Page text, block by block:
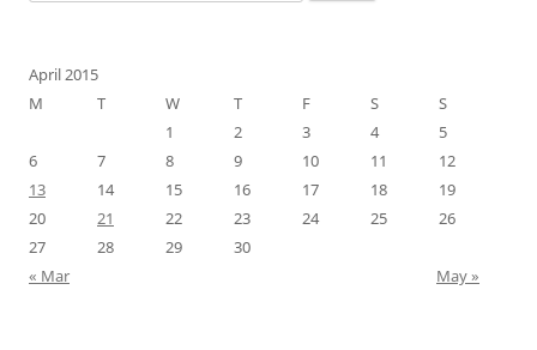
for:
April 2015
M
T W T F S
S
1
2 3 4
5
6
7 8 9 10 11
12
13
14 15 16 17 18
19
20
21 22 23 24 25
26
27
28 29
30
« Mar
May »